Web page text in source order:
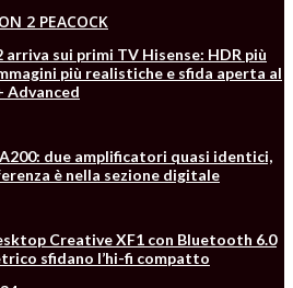
arriva sui primi TV Hisense: HDR più
più realistiche e sfida aperta al
Advanced
due amplificatori quasi identici,
è nella sezione digitale
Creative XF1 con Bluetooth 6.0
sfidano l’hi-fi compatto